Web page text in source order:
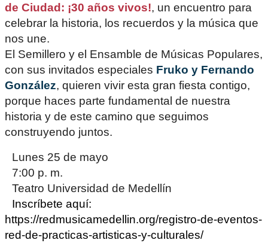
de Ciudad: ¡30 años vivos!, un encuentro para
celebrar la historia, los recuerdos y la música que
nos une.
El Semillero y el Ensamble de Músicas Populares,
con sus invitados especiales Fruko y Fernando
González, quieren vivir esta gran fiesta contigo,
porque haces parte fundamental de nuestra
historia y de este camino que seguimos
construyendo juntos.
Lunes 25 de mayo
7:00 p. m.
Teatro Universidad de Medellín
Inscríbete aquí:
https://redmusicamedellin.org/registro-de-eventos-
red-de-practicas-artisticas-y-culturales/